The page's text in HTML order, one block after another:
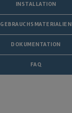
INSTALLATION
GEBRAUCHSMATERIALIEN
DOKUMENTATION
FAQ